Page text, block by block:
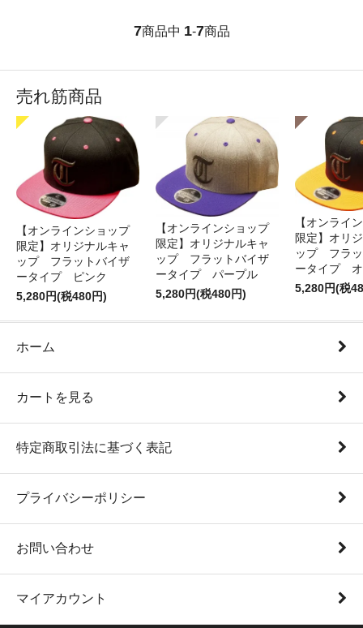
7商品中 1-7商品
売れ筋商品
【オンラインショップ
限定】オリジナルキャ
ップ フラットバイザ
ータイプ ピンク
5,280円(税480円)
【オンラインショップ
限定】オリジナルキャ
ップ フラットバイザ
ータイプ パープル
5,280円(税480円)
【オンライ
限定】オリ
ップ フラッ
ータイプ オ
5,280円(税
ホーム
カートを見る
特定商取引法に基づく表記
プライバシーポリシー
お問い合わせ
マイアカウント